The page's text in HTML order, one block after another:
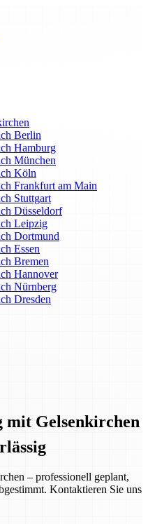
Berlin
Hamburg
München
Köln
Frankfurt am Main
Stuttgart
Düsseldorf
Leipzig
Dortmund
Essen
Bremen
Hannover
Nürnberg
Dresden
mit Gelsenkirchen
– professionell geplant,
Kontaktieren Sie uns